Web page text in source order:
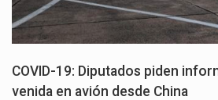
COVID-19: Diputados piden
venida en avión desde China